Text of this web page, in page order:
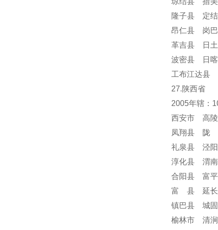
隆子县 定
昂仁县 岗
革吉县 日
波密县 日
工布江达县
27.陕西省
2005年辖：
西安市 高
凤翔县 陇
礼泉县 泾
淳化县 渭
合阳县 富
富 县 延长
镇巴县 城
榆林市 清